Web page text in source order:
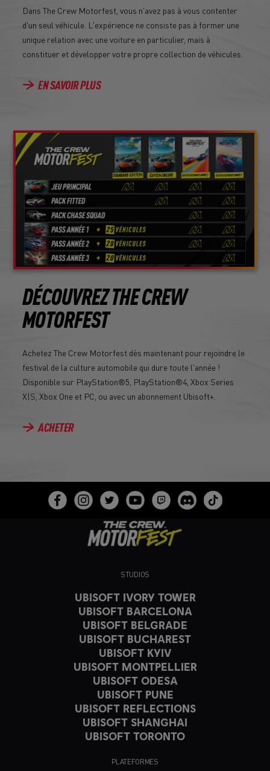
Dans The Crew Motorfest, vous n'avez pas à vous contenter
d'un seul véhicule. L'expérience ne consiste pas à former une
unique relation avec une voiture en particulier, mais à
constituer et développer votre propre collection de véhicules.
EN SAVOIR PLUS
DÉCOUVREZ THE CREW
MOTORFEST
Achetez The Crew Motorfest dès maintenant pour rejoindre le
festival de la culture automobile qui dure toute l'année !
Disponible sur PlayStation®5, PlayStation®4, Xbox Series
X|S, Xbox One et PC, ou avec un abonnement Ubisoft+.
ACHETER
STUDIOS
UBISOFT IVORY TOWER
UBISOFT BARCELONA
UBISOFT BELGRADE
UBISOFT BUCHAREST
UBISOFT KYIV
UBISOFT MONTPELLIER
UBISOFT ODESA
UBISOFT PUNE
UBISOFT REFLECTIONS
UBISOFT SHANGHAI
UBISOFT TORONTO
PLATEFORMES